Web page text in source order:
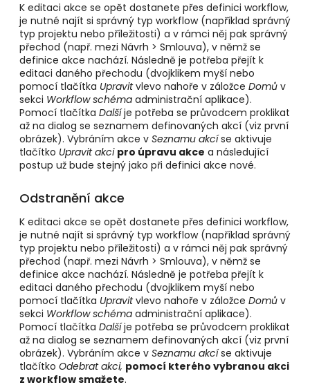
K editaci akce se opět dostanete přes definici workflow,
je nutné najít si správný typ workflow (například správný
typ projektu nebo příležitosti) a v rámci něj pak správný
přechod (např. mezi Návrh > Smlouva), v němž se
definice akce nachází. Následně je potřeba přejít k
editaci daného přechodu (dvojklikem myší nebo
pomocí tlačítka Upravitvlevo nahoře v záložce Domů v
sekci Workflow schéma administrační aplikace).
Pomocí tlačítka Dalšíje potřeba se průvodcem proklikat
až na dialog se seznamem definovaných akcí (viz první
obrázek). Vybráním akce v Seznamu akcíse aktivuje
tlačítko Upravit akci pro úpravu akce a následující
postup už bude stejný jako při definici akce nové.
Odstranění akce
K editaci akce se opět dostanete přes definici workflow,
je nutné najít si správný typ workflow (například správný
typ projektu nebo příležitosti) a v rámci něj pak správný
přechod (např. mezi Návrh > Smlouva), v němž se
definice akce nachází. Následně je potřeba přejít k
editaci daného přechodu (dvojklikem myší nebo
pomocí tlačítka Upravitvlevo nahoře v záložce Domů v
sekci Workflow schéma administrační aplikace).
Pomocí tlačítka Dalšíje potřeba se průvodcem proklikat
až na dialog se seznamem definovaných akcí (viz první
obrázek). Vybráním akce v Seznamu akcí se aktivuje
tlačítko Odebrat akci, pomocí kterého vybranou akci
z workflow smažete.